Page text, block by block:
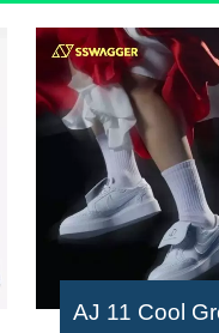
AJ 11 Cool